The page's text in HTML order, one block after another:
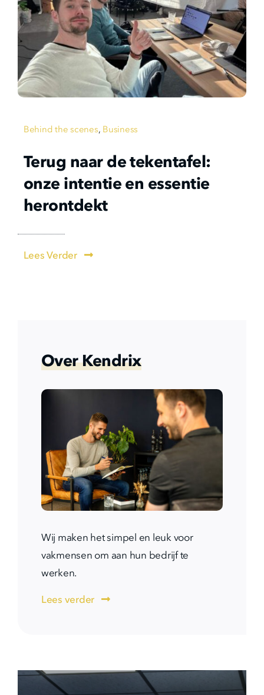
Behind the scenes, Business
Terug naar de tekentafel:
onze intentie en essentie
herontdekt
Lees Verder
Over Kendrix
Wij maken het simpel en leuk voor
vakmensen om aan hun bedrijf te
werken.
Lees verder